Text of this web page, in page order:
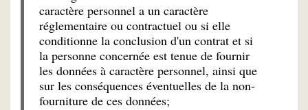
caractère personnel a un caractère
réglementaire ou contractuel ou si elle
conditionne la conclusion d'un contrat et si
la personne concernée est tenue de fournir
les données à caractère personnel, ainsi que
sur les conséquences éventuelles de la non-
fourniture de ces données;